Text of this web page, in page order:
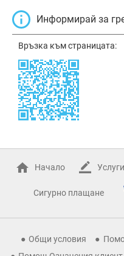
Информирай за
Връзка към страницата:
Начало Услуги
Сигурно плащане
Общи условия